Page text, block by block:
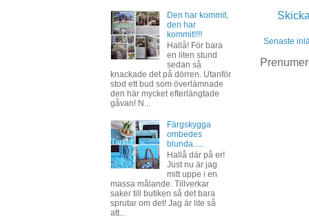
Senaste
Den har kommit,
den har
kommit!!!!
Hallå! För bara
en liten stund
sedan så
knackade det på dörren. Utanför
stod ett bud som överlämnade
den här mycket efterlängtade
gåvan! N...
Färgskygga
ombedes
blunda.....
Hallå där på er!
Just nu är jag
mitt uppe i en
massa målande. Tillverkar
saker till butiken så det bara
sprutar om det! Jag är lite så
att...